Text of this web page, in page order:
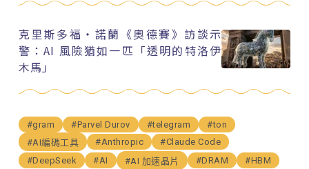
克里斯多福・諾蘭《奧德賽》訪談示
警：AI 風險猶如一匹「透明的特洛伊
木馬」
#gram #Parvel Durov #telegram
#ton
#AI編碼工具
#Anthropic
#Claude Code
#DeepSeek
#AI #AI 加速晶片 #DRAM
#HBM